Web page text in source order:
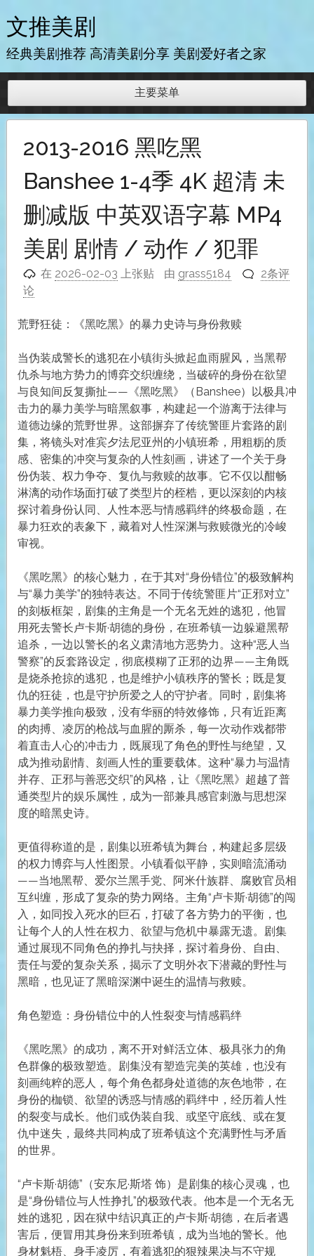
至
内
文推美剧
经典美剧推荐 高清美剧分享 美剧爱好者之家
主要菜单
2013-2016 黑吃黑
Banshee 1-4季 4K 超清 未
删减版 中英双语字幕 MP4
美剧 剧情 / 动作 / 犯罪
在 2026-02-03 上张贴 由 grass5184
2条评
论
荒野狂徒：《黑吃黑》的暴力史诗与身份救赎
当伪装成警长的逃犯在小镇街头掀起血雨腥风，当黑帮
仇杀与地方势力的博弈交织缠绕，当破碎的身份在欲望
与良知间反复撕扯——《黑吃黑》（Banshee）以极具冲
击力的暴力美学与暗黑叙事，构建起一个游离于法律与
道德边缘的荒野世界。这部摒弃了传统警匪片套路的剧
集，将镜头对准宾夕法尼亚州的小镇班希，用粗粝的质
感、密集的冲突与复杂的人性刻画，讲述了一个关于身
份伪装、权力争夺、复仇与救赎的故事。它不仅以酣畅
淋漓的动作场面打破了类型片的桎梏，更以深刻的内核
探讨着身份认同、人性本恶与情感羁绊的终极命题，在
暴力狂欢的表象下，藏着对人性深渊与救赎微光的冷峻
审视。
《黑吃黑》的核心魅力，在于其对“身份错位”的极致解构
与“暴力美学”的独特表达。不同于传统警匪片“正邪对立”
的刻板框架，剧集的主角是一个无名无姓的逃犯，他冒
用死去警长卢卡斯·胡德的身份，在班希镇一边躲避黑帮
追杀，一边以警长的名义肃清地方恶势力。这种“恶人当
警察”的反套路设定，彻底模糊了正邪的边界——主角既
是烧杀抢掠的逃犯，也是维护小镇秩序的警长；既是复
仇的狂徒，也是守护所爱之人的守护者。同时，剧集将
暴力美学推向极致，没有华丽的特效修饰，只有近距离
的肉搏、凌厉的枪战与血腥的厮杀，每一次动作戏都带
着直击人心的冲击力，既展现了角色的野性与绝望，又
成为推动剧情、刻画人性的重要载体。这种“暴力与温情
并存、正邪与善恶交织”的风格，让《黑吃黑》超越了普
通类型片的娱乐属性，成为一部兼具感官刺激与思想深
度的暗黑史诗。
更值得称道的是，剧集以班希镇为舞台，构建起多层级
的权力博弈与人性图景。小镇看似平静，实则暗流涌动
——当地黑帮、爱尔兰黑手党、阿米什族群、腐败官员相
互纠缠，形成了复杂的势力网络。主角“卢卡斯·胡德”的闯
入，如同投入死水的巨石，打破了各方势力的平衡，也
让每个人的人性在权力、欲望与危机中暴露无遗。剧集
通过展现不同角色的挣扎与抉择，探讨着身份、自由、
责任与爱的复杂关系，揭示了文明外衣下潜藏的野性与
黑暗，也见证了黑暗深渊中诞生的温情与救赎。
角色塑造：身份错位中的人性裂变与情感羁绊
《黑吃黑》的成功，离不开对鲜活立体、极具张力的角
色群像的极致塑造。剧集没有塑造完美的英雄，也没有
刻画纯粹的恶人，每个角色都身处道德的灰色地带，在
身份的枷锁、欲望的诱惑与情感的羁绊中，经历着人性
的裂变与成长。他们或伪装自我、或坚守底线、或在复
仇中迷失，最终共同构成了班希镇这个充满野性与矛盾
的世界。
“卢卡斯·胡德”（安东尼·斯塔 饰）是剧集的核心灵魂，也
是“身份错位与人性挣扎”的极致代表。他本是一个无名无
姓的逃犯，因在狱中结识真正的卢卡斯·胡德，在后者遇
害后，便冒用其身份来到班希镇，成为当地的警长。他
身材魁梧、身手凌厉，有着逃犯的狠辣果决与不守规